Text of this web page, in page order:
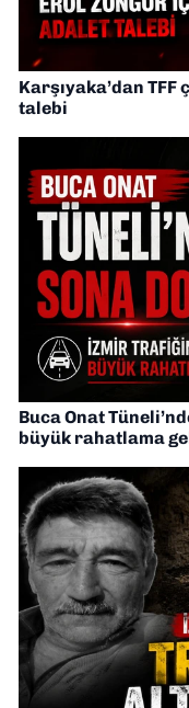
Karşıyaka’dan
talebi
Buca Onat
büyük rahatlama